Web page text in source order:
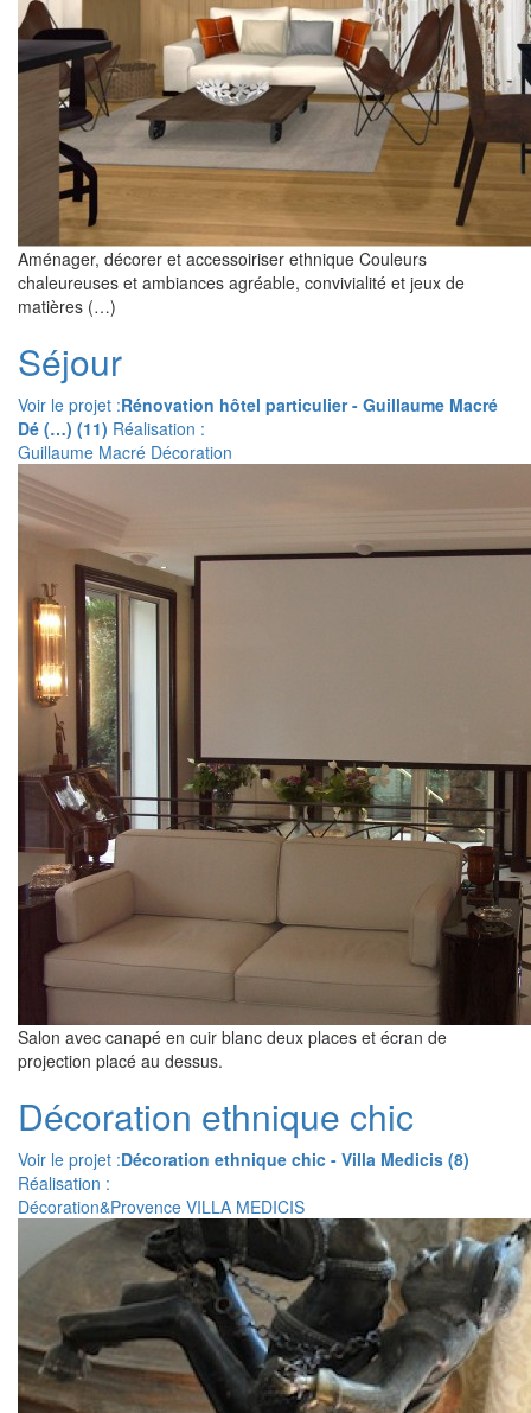
Aménager, décorer et accessoiriser ethnique Couleurs
chaleureuses et ambiances agréable, convivialité et jeux de
matières (…)
Séjour
Voir le projet :Rénovation hôtel particulier - Guillaume Macré
Dé (…) (11) Réalisation :
Guillaume Macré Décoration
Salon avec canapé en cuir blanc deux places et écran de
projection placé au dessus.
Décoration ethnique chic
Voir le projet :Décoration ethnique chic - Villa Medicis (8)
Réalisation :
Décoration&Provence VILLA MEDICIS